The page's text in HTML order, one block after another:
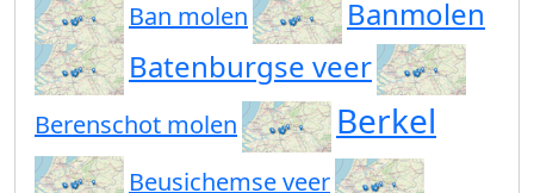
Ban molen
Banmolen
Batenburgse veer
Berenschot molen Berkel
Beusichemse veer